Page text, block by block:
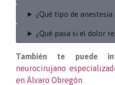
¿Qué tipo de anestesia
¿Qué pasa si el dolor
También te puede
neurocirujano
en Álvaro Obregón